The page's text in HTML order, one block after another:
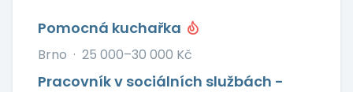
Pomocná kuchařka
Brno · 25 000–30 000 Kč
Pracovník v sociálních službách -